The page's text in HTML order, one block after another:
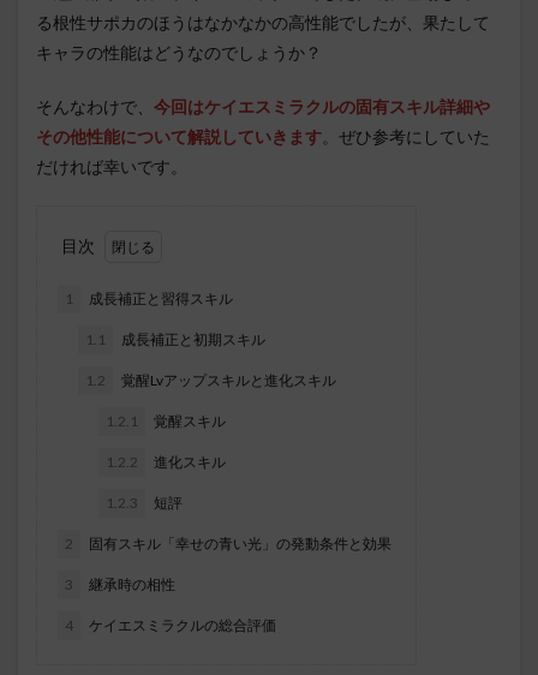
る根性サポカのほうはなかなかの高性能でしたが、果たして
キャラの性能はどうなのでしょうか？
そんなわけで
今回はケイエスミラクルの固有スキル詳細や
その他性能について解説していきます。ぜひ参考にしていた
だければ幸いです。
目次
1 成長補正と習得スキル
1.1 成長補正と初期スキル
1.2 覚醒Lvアップスキルと進化スキル
1.2.1 覚醒スキル
1.2.2 進化スキル
1.2.3 短評
2 固有スキル「幸せの青い光」の発動条件と効果
3 継承時の相性
4 ケイエスミラクルの総合評価